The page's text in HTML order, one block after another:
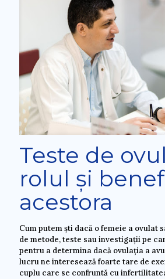
Teste de
rolul și
acestora
Cum putem ști dacă o femeie a ovulat
de metode, teste sau investigații pe
pentru a determina dacă ovulația a
lucru ne interesează foarte tare de
cuplu care se confruntă cu